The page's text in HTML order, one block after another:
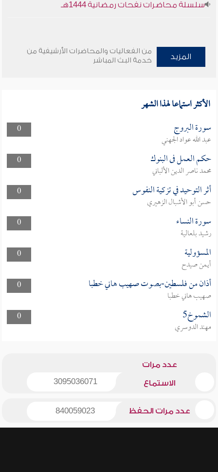
سلسلة محاضرات نفحات رمضانية 1444هـ
المزيد
من الفعاليات والمحاضرات الأرشيفية من
خدمة البث المباشر
الأكثر استماعا لهذا الشهر
0 سورة البروج
عبد الله عواد الجهني
0
حكم العمل فى البنوك
محمد ناصر الدين الألباني
0
أثر التوحيد في تزكية النفوس
حسن أبو الأشبال الزهيري
0
سورة النساء
رشيد بلعالية
0
المسؤولية
أيمن صيدح
0
أذان من فلسطين-بصوت صهيب هاني خطبا
صهيب هاني خطبا
0
الشموخ5
مهند الدوسري
عدد مرات
الاستماع 3095036071
عدد مرات الحفظ 840059023